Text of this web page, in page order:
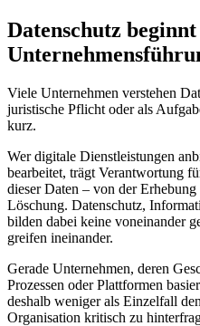
Datenschutz
Viele Unternehmen verstehen
juristische Pflicht oder als
kurz.
Wer digitale Dienstleistungen
bearbeitet, trägt Verantwortung
dieser Daten – von der
Löschung. Datenschutz,
bilden dabei keine voneinander
greifen ineinander.
Gerade Unternehmen, deren
Prozessen oder Plattformen
deshalb weniger als Einzelfall
Organisation kritisch zu